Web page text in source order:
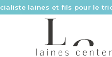
laines et fils en France
qualité à tous les prix pour
Livraison offerte à partir de 58
laines et fils pour le